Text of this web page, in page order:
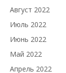
Август 2022
Июль 2022
Июнь 2022
Май 2022
Апрель 2022